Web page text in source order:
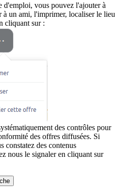
d'emploi, vous pouvez l'ajouter à
à un ami, l'imprimer, localiser le lieu
cliquant sur :
des contrôles pour
des offres diffusées. Si
constatez des contenus
nous le signaler en cliquant sur